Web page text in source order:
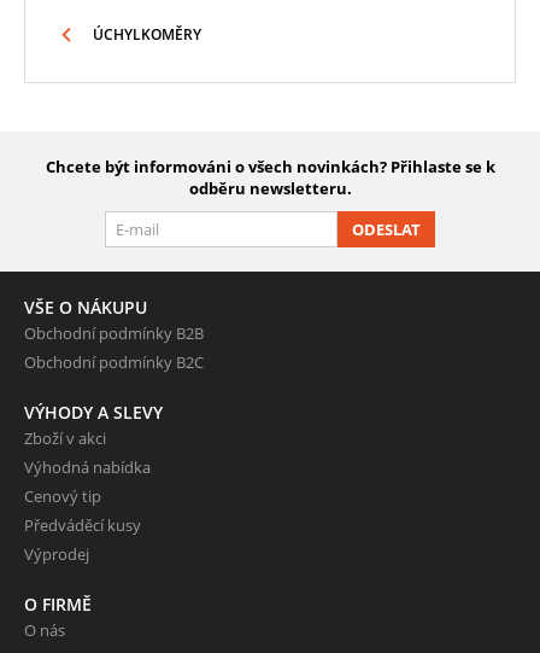
ÚCHYLKOMĚRY
Chcete být informováni o všech novinkách? Přihlaste se k
odběru newsletteru.
ODESLAT
VŠE O NÁKUPU
Obchodní podmínky B2B
Obchodní podmínky B2C
VÝHODY A SLEVY
Zboží v akci
Výhodná nabídka
Cenový tip
Předváděcí kusy
Výprodej
O FIRMĚ
O nás